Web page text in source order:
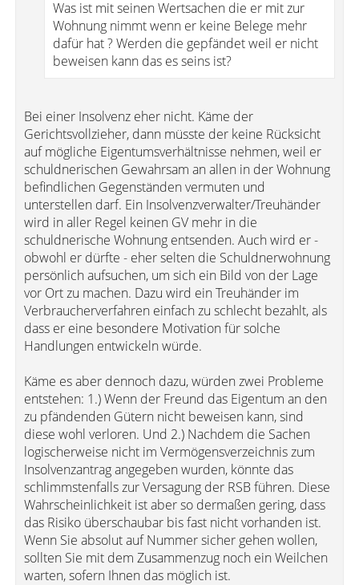
Was ist mit seinen Wertsachen die er mit zur
Wohnung nimmt wenn er keine Belege mehr
dafür hat ? Werden die gepfändet weil er nicht
beweisen kann das es seins ist?
Bei einer Insolvenz eher nicht. Käme der
Gerichtsvollzieher, dann müsste der keine Rücksicht
auf mögliche Eigentumsverhältnisse nehmen, weil er
schuldnerischen Gewahrsam an allen in der Wohnung
befindlichen Gegenständen vermuten und
unterstellen darf. Ein Insolvenzverwalter/Treuhänder
wird in aller Regel keinen GV mehr in die
schuldnerische Wohnung entsenden. Auch wird er -
obwohl er dürfte - eher selten die Schuldnerwohnung
persönlich aufsuchen, um sich ein Bild von der Lage
vor Ort zu machen. Dazu wird ein Treuhänder im
Verbraucherverfahren einfach zu schlecht bezahlt, als
dass er eine besondere Motivation für solche
Handlungen entwickeln würde.
Käme es aber dennoch dazu, würden zwei Probleme
entstehen: 1.) Wenn der Freund das Eigentum an den
zu pfändenden Gütern nicht beweisen kann, sind
diese wohl verloren. Und 2.) Nachdem die Sachen
logischerweise nicht im Vermögensverzeichnis zum
Insolvenzantrag angegeben wurden, könnte das
schlimmstenfalls zur Versagung der RSB führen. Diese
Wahrscheinlichkeit ist aber so dermaßen gering, dass
das Risiko überschaubar bis fast nicht vorhanden ist.
Wenn Sie absolut auf Nummer sicher gehen wollen,
sollten Sie mit dem Zusammenzug noch ein Weilchen
warten, sofern Ihnen das möglich ist.